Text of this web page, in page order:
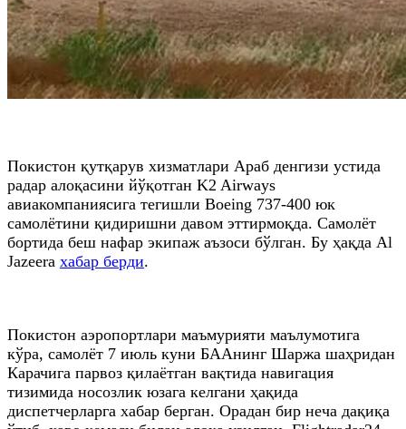
Покистон қутқарув хизматлари Араб денгизи устида
радар алоқасини йўқотган K2 Airways
авиакомпаниясига тегишли Boeing 737-400 юк
самолётини қидиришни давом эттирмоқда. Самолёт
бортида беш нафар экипаж аъзоси бўлган. Бу ҳақда Al
Jazeera хабар берди.
Покистон аэропортлари маъмурияти маълумотига
кўра, самолёт 7 июль куни БААнинг Шаржа шаҳридан
Карачига парвоз қилаётган вақтида навигация
тизимида носозлик юзага келгани ҳақида
диспетчерларга хабар берган. Орадан бир неча дақиқа